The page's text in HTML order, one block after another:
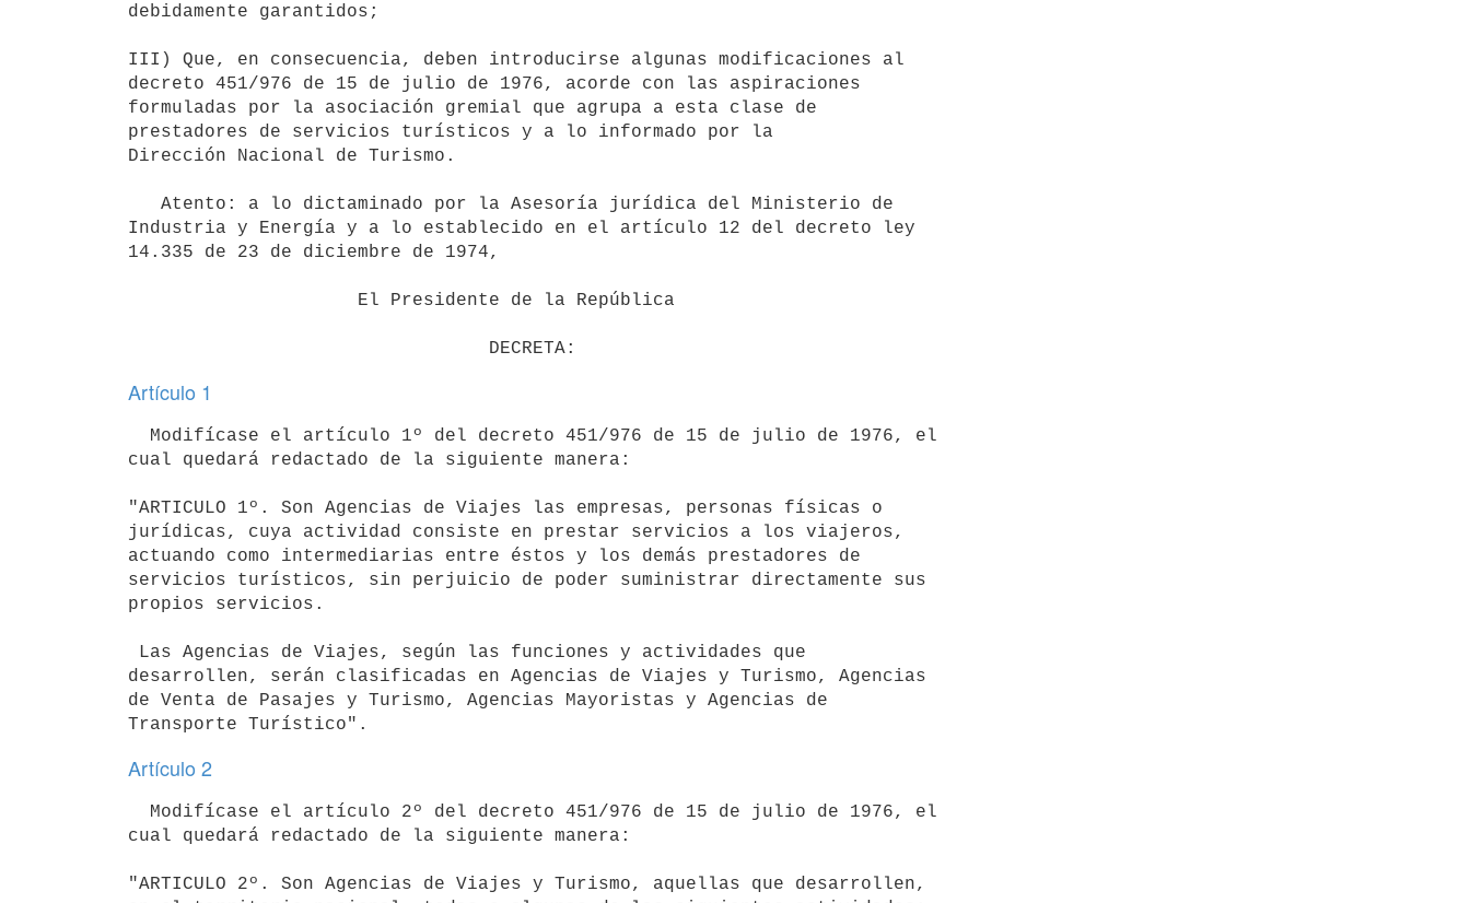
debidamente garantidos;
III) Que, en consecuencia, deben introducirse algunas modificaciones al
decreto 451/976 de 15 de julio de 1976, acorde con las aspiraciones
formuladas por la asociación gremial que agrupa a esta clase de
prestadores de servicios turísticos y a lo informado por la
Dirección Nacional de Turismo.
Industria y Energía y a lo establecido en el artículo 12 del decreto ley
14.335 de 23 de diciembre de 1974,
Artículo 1
cual quedará redactado de la siguiente manera:
"ARTICULO 1º. Son Agencias de Viajes las empresas, personas físicas o
jurídicas, cuya actividad consiste en prestar servicios a los viajeros,
actuando como intermediarias entre éstos y los demás prestadores de
servicios turísticos, sin perjuicio de poder suministrar directamente sus
propios servicios.
desarrollen, serán clasificadas en Agencias de Viajes y Turismo, Agencias
de Venta de Pasajes y Turismo, Agencias Mayoristas y Agencias de
Artículo 2
cual quedará redactado de la siguiente manera:
"ARTICULO 2º. Son Agencias de Viajes y Turismo, aquellas que desarrollen,